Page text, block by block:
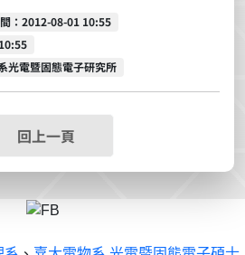
：2012-08-01 10:55
光電暨固態電子研究所
回上一頁